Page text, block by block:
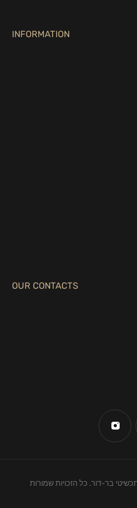
INFORMATION
OUR CONTACTS
בר-דור. כל הזכויות שמורות